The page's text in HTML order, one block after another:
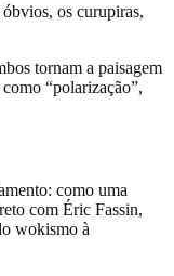
os curupiras,
tornam a paisagem
“polarização”,
como uma
com Éric Fassin,
wokismo à